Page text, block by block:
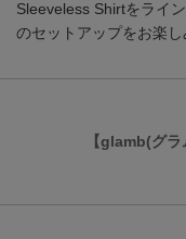
Sleeveless Shirtをライ
のセットアップをお楽し
【glamb(グ